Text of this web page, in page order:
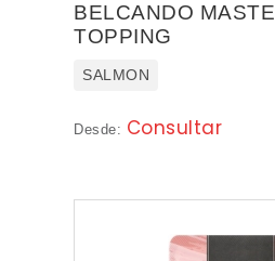
BELCANDO
TOPPING
SALMON
Desde: Consultar